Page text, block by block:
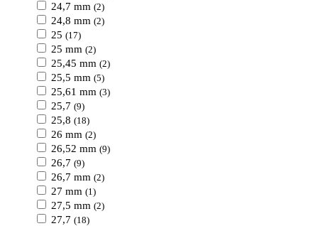
24,7 mm (2)
24,8 mm (2)
25 (17)
25 mm (2)
25,45 mm (2)
25,5 mm (5)
25,61 mm (3)
25,7 (9)
25,8 (18)
26 mm (2)
26,52 mm (9)
26,7 (9)
26,7 mm (2)
27 mm (1)
27,5 mm (2)
27,7 (18)